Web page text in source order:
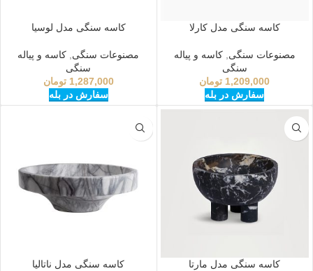
کاسه سنگی مدل کارلا
مصنوعات سنگی ,کاسه و پیاله
سنگی
1,209,000 تومان
سفارش در بله
کاسه سنگی مدل لوسیا
مصنوعات سنگی کاسه و پیاله
سنگی
1,287,000 تومان
سفارش در بله
کاسه سنگی مدل مارتا کاسه سنگی مدل ناتالیا